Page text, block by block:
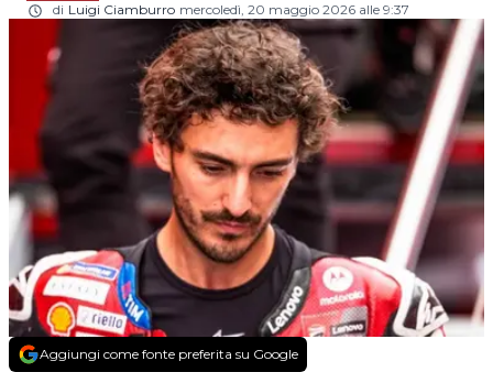
di Luigi Ciamburro mercoledì, 20 maggio 2026 alle 9:37
Aggiungi come fonte preferita su Google